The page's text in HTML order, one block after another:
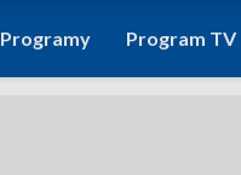
Programy Program TV